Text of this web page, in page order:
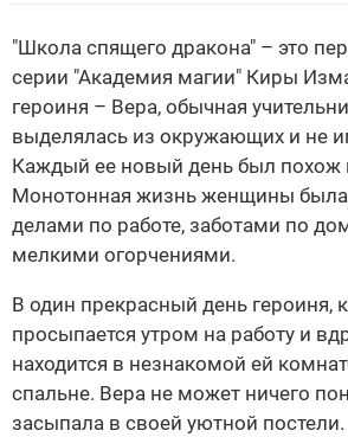
"Школа спящего дракона" – это
серии "Академия магии" Киры
героиня – Вера, обычная
выделялась из окружающих и не
Каждый ее новый день был похож
Монотонная жизнь женщины
делами по работе, заботами по
мелкими огорчениями.
В один прекрасный день героиня,
просыпается утром на работу и
находится в незнакомой ей
спальне. Вера не может ничего
засыпала в своей уютной